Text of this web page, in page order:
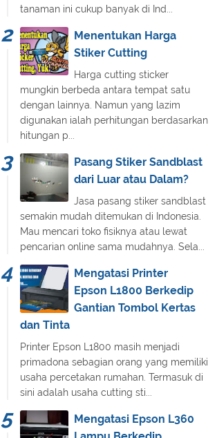
tanaman ini cukup banyak di Ind...
Menentukan Harga
Stiker Cutting
Harga cutting sticker
mungkin berbeda antara tempat satu
dengan lainnya. Namun yang lazim
digunakan ialah perhitungan berdasarkan
hitungan p...
Pasang Stiker Sandblast
dari Luar atau Dalam?
Jasa pasang stiker sandblast
semakin mudah ditemukan di Indonesia.
Mau mencari toko fisiknya atau lewat
pencarian online sama mudahnya. Sela...
Mengatasi Printer
Epson L1800 Berkedip
Gantian Tombol Kertas
dan Tinta
Printer Epson L1800 masih menjadi
primadona sebagian orang yang memiliki
usaha percetakan rumahan. Termasuk di
sini adalah usaha cutting sti...
Mengatasi Epson L360